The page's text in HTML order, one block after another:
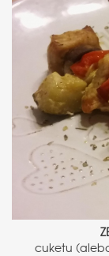
cuketu